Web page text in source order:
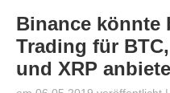
Binance könnte
Trading für
und XRP